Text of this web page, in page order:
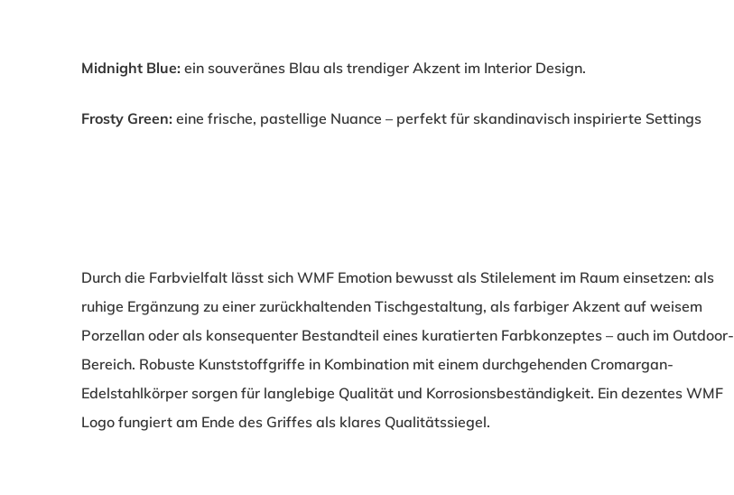
Midnight Blue: ein souveränes Blau als trendiger Akzent im Interior Design.
Frosty Green: eine frische, pastellige Nuance – perfekt für skandinavisch inspirierte Settings
Durch die Farbvielfalt lässt sich WMF Emotion bewusst als Stilelement im Raum einsetzen: als
ruhige Ergänzung zu einer zurückhaltenden Tischgestaltung, als farbiger Akzent auf weisem
Porzellan oder als konsequenter Bestandteil eines kuratierten Farbkonzeptes – auch im Outdoor-
Bereich. Robuste Kunststoffgriffe in Kombination mit einem durchgehenden Cromargan-
Edelstahlkörper sorgen für langlebige Qualität und Korrosionsbeständigkeit. Ein dezentes WMF
Logo fungiert am Ende des Griffes als klares Qualitätssiegel.